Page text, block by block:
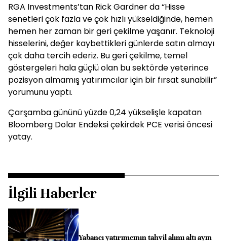
RGA Investments’tan Rick Gardner da “Hisse
senetleri çok fazla ve çok hızlı yükseldiğinde, hemen
hemen her zaman bir geri çekilme yaşanır. Teknoloji
hisselerini, değer kaybettikleri günlerde satın almayı
çok daha tercih ederiz. Bu geri çekilme, temel
göstergeleri hala güçlü olan bu sektörde yeterince
pozisyon almamış yatırımcılar için bir fırsat sunabilir”
yorumunu yaptı.
Çarşamba gününü yüzde 0,24 yükselişle kapatan
Bloomberg Dolar Endeksi çekirdek PCE verisi öncesi
yatay.
İlgili Haberler
Yabancı yatırımcının tahvil alımı altı ayın